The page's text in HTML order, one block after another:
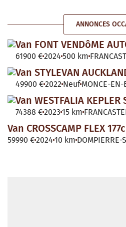
ANNONCES
Van FONT VENDôME
61900 €2024 500 km
Van STYLEVAN
49900 €2022 Neuf MONCE-
Van WESTFALIA KEPLER
74388 €2023 15 km
Van CROSSCAMP FLEX
59990 €2024 10 km